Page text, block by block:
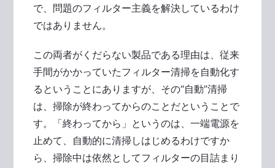
で、問題のフィルター主義を解決しているわけ
ではありません。
この両者がくだらない製品である理由は、従来
手間がかかっていたフィルター清掃を自動化す
るということにありますが、その“自動”清掃
は、掃除が終わってからのことだということで
す。「終わってから」というのは、一端電源を
止めて、自動的に清掃しはじめるわけですか
ら、掃除中は依然としてフィルターの目詰まり